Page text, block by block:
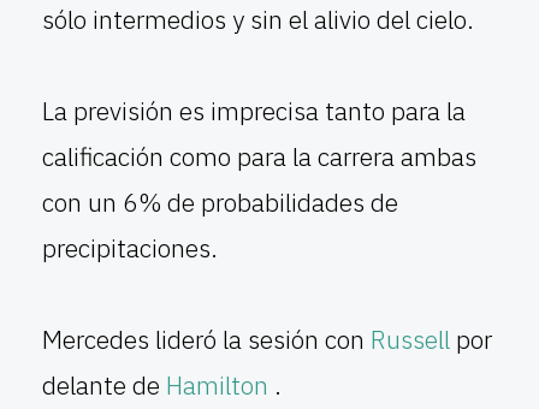
sólo intermedios y sin el alivio del cielo.
La previsión es imprecisa tanto para la
calificación como para la carrera ambas
con un 6% de probabilidades de
precipitaciones.
Mercedes lideró la sesión con Russell por
delante de Hamilton .